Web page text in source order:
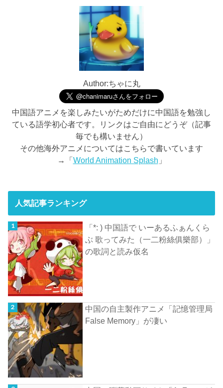
Author:ちゃに丸
中国語アニメを楽しみたいがためだけに中国語を勉強し
ている語学初心者です。リンクはご自由にどうぞ（記事
毎でも構いません）
その他海外アニメについてはこちらで書いています
→「 World Animation Splash 」
人気記事ランキング
「*: ) 中国語で いーあるふぁんくら
ぶ 歌ってみた（一二粉絲俱樂部）」
の歌詞と読み仮名
中国の自主製作アニメ「記憶管理局
False Memory」が凄い